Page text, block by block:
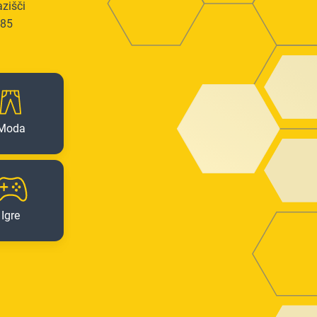
Igre